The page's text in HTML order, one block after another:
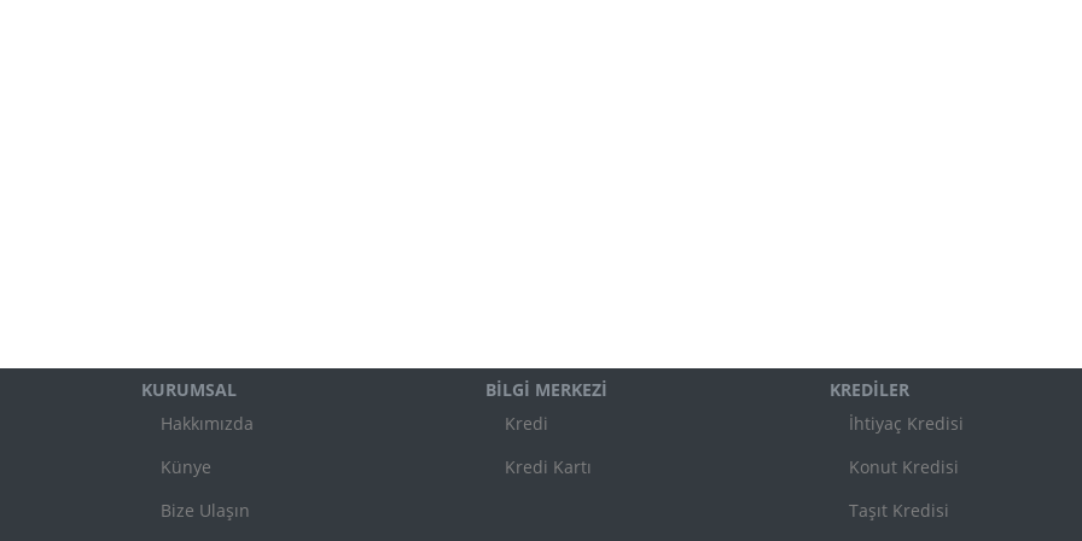
KURUMSAL
Hakkımızda
Künye
Bize Ulaşın
BİLGİ MERKEZİ
Kredi
Kredi Kartı
KREDİLER
İhtiyaç Kredisi
Konut Kredisi
Taşıt Kredisi